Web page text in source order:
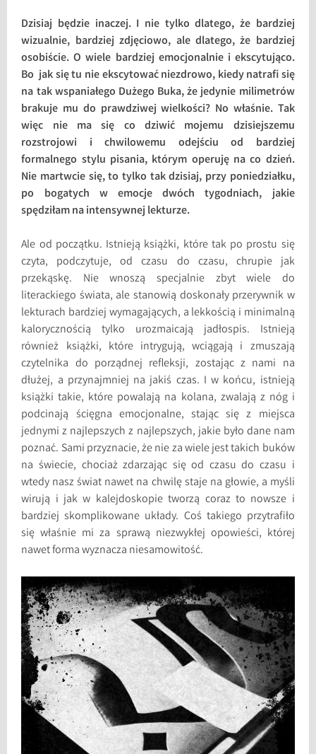
Dzisiaj będzie inaczej. I nie tylko dlatego, że bardziej
wizualnie, bardziej zdjęciowo, ale dlatego, że bardziej
osobiście. O wiele bardziej emocjonalnie i ekscytująco.
Bo jak się tu nie ekscytować niezdrowo, kiedy natrafi się
na tak wspaniałego Dużego Buka, że jedynie milimetrów
brakuje mu do prawdziwej wielkości? No właśnie. Tak
więc nie ma się co dziwić mojemu dzisiejszemu
rozstrojowi i chwilowemu odejściu od bardziej
formalnego stylu pisania, którym operuję na co dzień.
Nie martwcie się, to tylko tak dzisiaj, przy poniedziałku,
po bogatych w emocje dwóch tygodniach, jakie
spędziłam na intensywnej lekturze.
Ale od początku. Istnieją książki, które tak po prostu się
czyta, podczytuje, od czasu do czasu, chrupie jak
przekąskę. Nie wnoszą specjalnie zbyt wiele do
literackiego świata, ale stanowią doskonały przerywnik w
lekturach bardziej wymagających, a lekkością i minimalną
kalorycznością tylko urozmaicają jadłospis. Istnieją
również książki, które intrygują, wciągają i zmuszają
czytelnika do porządnej refleksji, zostając z nami na
dłużej, a przynajmniej na jakiś czas. I w końcu, istnieją
książki takie, które powalają na kolana, zwalają z nóg i
podcinają ścięgna emocjonalne, stając się z miejsca
jednymi z najlepszych z najlepszych, jakie było dane nam
poznać. Sami przyznacie, że nie za wiele jest takich buków
na świecie, chociaż zdarzając się od czasu do czasu i
wtedy nasz świat nawet na chwilę staje na głowie, a myśli
wirują i jak w kalejdoskopie tworzą coraz to nowsze i
bardziej skomplikowane układy. Coś takiego przytrafiło
się właśnie mi za sprawą niezwykłej opowieści, której
nawet forma wyznacza niesamowitość.